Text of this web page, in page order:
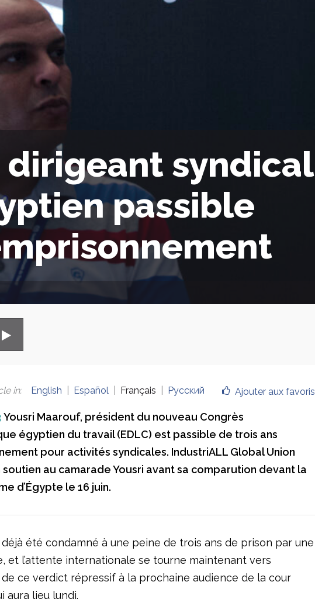
dirigeant syndical
passible
Ajouter aux favoris
in: English Español Français Русский
Yousri Maarouf, président du nouveau Congrès
égyptien du travail (EDLC) est passible de trois ans
pour activités syndicales. IndustriALL Global Union
soutien au camarade Yousri avant sa comparution devant la
d’Égypte le 16 juin.
déjà été condamné à une peine de trois ans de prison par une
et l’attente internationale se tourne maintenant vers
de ce verdict répressif à la prochaine audience de la cour
aura lieu lundi.